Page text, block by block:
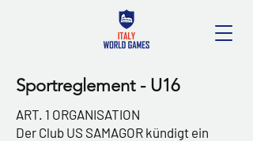
Sportreglement - U16
ART. 1 ORGANISATION
Der Club US SAMAGOR kündigt ein